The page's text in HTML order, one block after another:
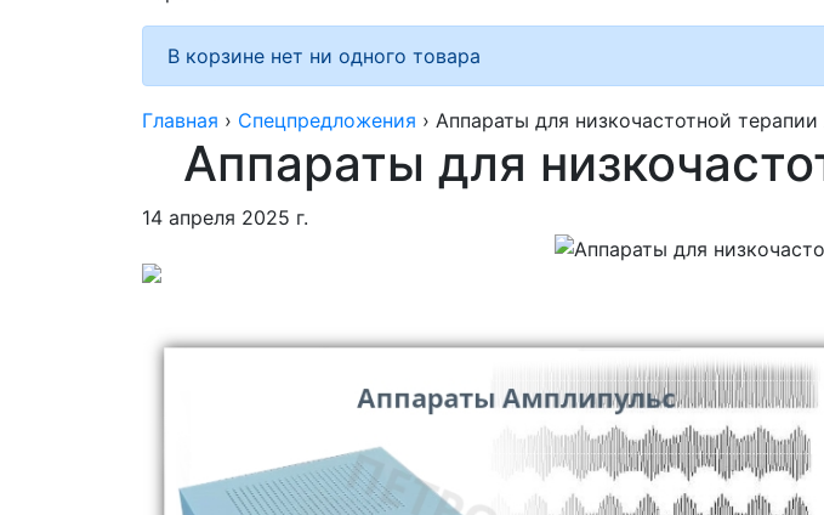
В корзине нет ни одного товара
Главная › Спецпредложения › Аппараты для низкочастотной
Аппараты для
14 апреля 2025 г.